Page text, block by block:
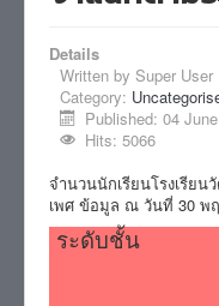
Details
Written by Super User
Category:
Published: 04
Hits: 5066
จำนวนนักเรียนโรงเรีย
เพศ ข้อมูล ณ วันที่ 30 พ
ระดับชั้น